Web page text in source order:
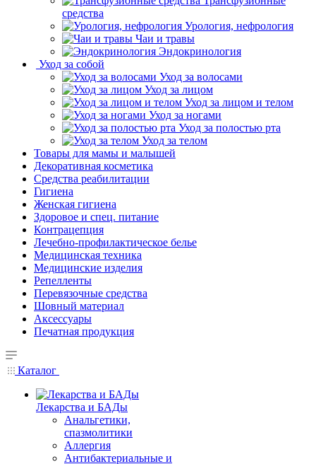
средства
Урология, нефрология
Чаи и травы
Эндокринология
Уход за собой
Уход за волосами
Уход за лицом
Уход за лицом и телом
Уход за ногами
Уход за полостью рта
Уход за телом
Товары для мамы и малышей
Декоративная косметика
Средства реабилитации
Гигиена
Женская гигиена
Здоровое и спец. питание
Контрацепция
Лечебно-профилактическое белье
Медицинская техника
Медицинские изделия
Репелленты
Перевязочные средства
Шовный материал
Аксессуары
Печатная продукция
Каталог
Лекарства и БАДы
Анальгетики,
спазмолитики
Аллергия
Антибактериальные и